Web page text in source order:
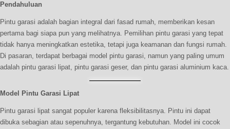
Pendahuluan
Pintu garasi adalah bagian integral dari fasad rumah, memberikan kesan
pertama bagi siapa pun yang melihatnya. Pemilihan pintu garasi yang tepat
tidak hanya meningkatkan estetika, tetapi juga keamanan dan fungsi rumah.
Di pasaran, terdapat berbagai model pintu garasi, namun yang paling umum
adalah pintu garasi lipat, pintu garasi geser, dan pintu garasi aluminium kaca.
Model Pintu Garasi Lipat
Pintu garasi lipat sangat populer karena fleksibilitasnya. Pintu ini dapat
dibuka sebagian atau sepenuhnya, tergantung kebutuhan. Model ini cocok